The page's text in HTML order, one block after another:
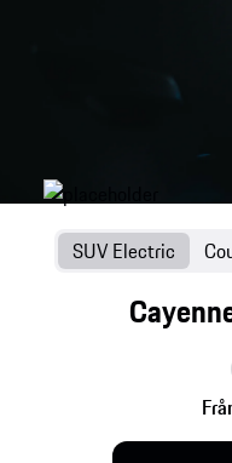
SUV Electric